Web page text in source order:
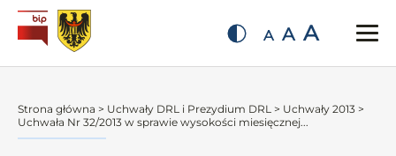
A A A
Strona główna > Uchwały DRL i Prezydium DRL > Uchwały 2013 >
Uchwała Nr 32/2013 w sprawie wysokości miesięcznej...